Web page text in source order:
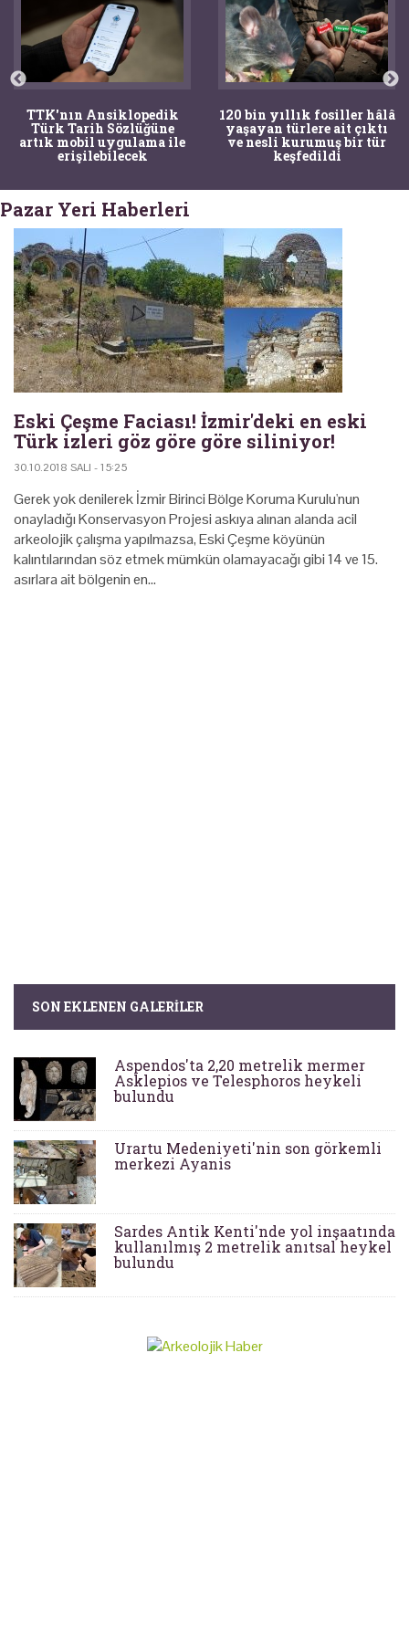
TTK'nın Ansiklopedik
Türk Tarih Sözlüğüne
artık mobil uygulama ile
erişilebilecek
120 bin yıllık fosiller hâlâ
yaşayan türlere ait çıktı
ve nesli kurumuş bir tür
keşfedildi
Pazar Yeri Haberleri
Eski Çeşme Faciası! İzmir'deki en eski
Türk izleri göz göre göre siliniyor!
30.10.2018 SALI - 15:25
Gerek yok denilerek İzmir Birinci Bölge Koruma Kurulu'nun
onayladığı Konservasyon Projesi askıya alınan alanda acil
arkeolojik çalışma yapılmazsa, Eski Çeşme köyünün
kalıntılarından söz etmek mümkün olamayacağı gibi 14 ve 15.
asırlara ait bölgenin en…
SON EKLENEN GALERILER
Aspendos'ta 2,20 metrelik mermer
Asklepios ve Telesphoros heykeli
bulundu
Urartu Medeniyeti'nin son görkemli
merkezi Ayanis
Sardes Antik Kenti'nde yol inşaatında
kullanılmış 2 metrelik anıtsal heykel
bulundu